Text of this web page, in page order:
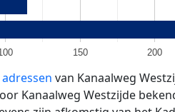
150 200
van Kanaalweg
Kanaalweg Westzijde